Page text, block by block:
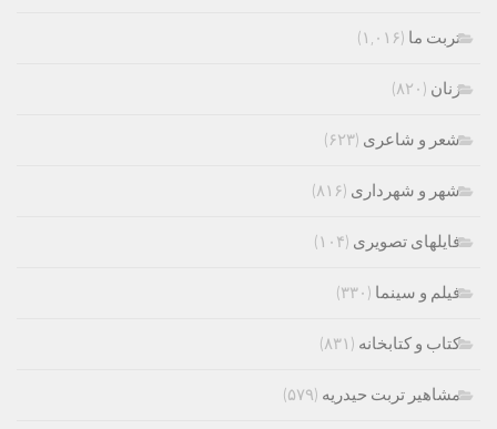
تربت ما (۱,۰۱۶)
زنان (۸۲۰)
شعر و شاعری (۶۲۳)
شهر و شهرداری (۸۱۶)
فایلهای تصویری (۱۰۴)
فیلم و سینما (۳۳۰)
کتاب و کتابخانه (۸۳۱)
مشاهیر تربت حیدریه (۵۷۹)